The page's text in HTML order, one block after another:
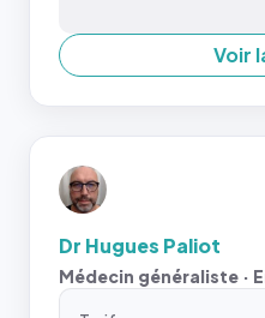
Voir
Dr Hugues Paliot
Médecin généraliste ·